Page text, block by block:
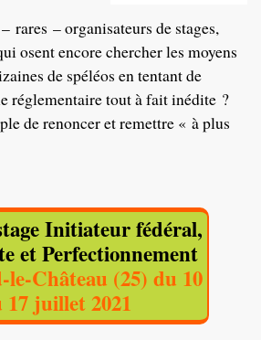
rares – organisateurs de stages,
osent encore chercher les moyens
de spéléos en tentant de
réglementaire tout à fait inédite ?
de renoncer et remettre « à plus
Initiateur fédéral,
et Perfectionnement
Château (25) du 10
17 juillet 2021